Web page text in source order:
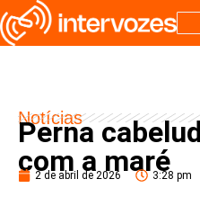
Notícias
Perna
com a maré
2 de abril de 2026 3:28 pm